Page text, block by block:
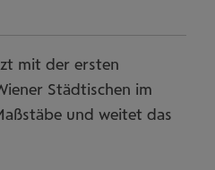
mit der ersten
Städtischen im
und weitet das